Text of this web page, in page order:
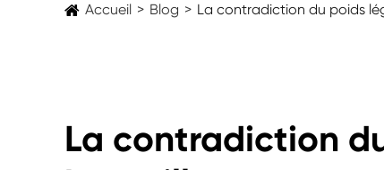
Accueil Blog La contradiction du poids
La contradiction